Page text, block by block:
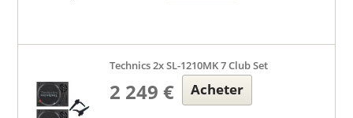
Technics 2x SL-1210MK 7 Club Set
2 249 € Acheter